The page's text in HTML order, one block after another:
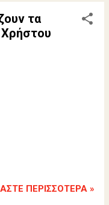
τα
Χρήστου
ΠΕΡΙΣΣΌΤΕΡΑ »